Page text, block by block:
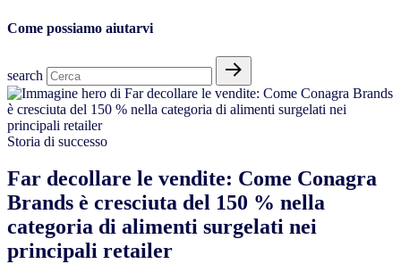
Come possiamo aiutarvi
search
Storia di successo
Far decollare le vendite: Come Conagra
Brands è cresciuta del 150 % nella
categoria di alimenti surgelati nei
principali retailer